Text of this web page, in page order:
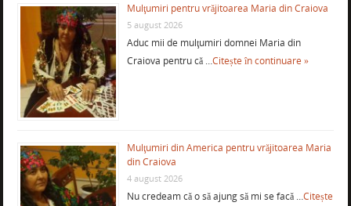
Mulţumiri pentru vrăjitoarea Maria din Craiova
5 august 2026
Aduc mii de mulţumiri domnei Maria din
Craiova pentru că …Citește în continuare »
Mulţumiri din America pentru vrăjitoarea Maria
din Craiova
4 august 2026
Nu credeam că o să ajung să mi se facă …Citește